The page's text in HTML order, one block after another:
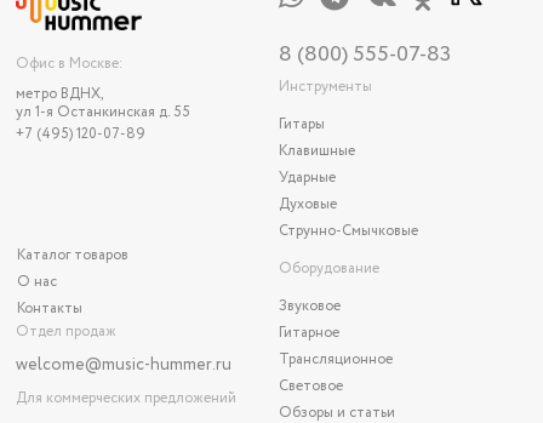
Офис в Москве:
метро ВДНХ,
ул 1-я Останкинская д. 55
+7 (495) 120-07-89
Каталог товаров
О нас
Контакты
Отдел продаж
welcome@music-hummer.ru
Для коммерческих предложений
8 (800) 555-07-83
Инструменты
Гитары
Клавишные
Ударные
Духовые
Струнно-Смычковые
Оборудование
Звуковое
Гитарное
Трансляционное
Световое
Обзоры и статьи